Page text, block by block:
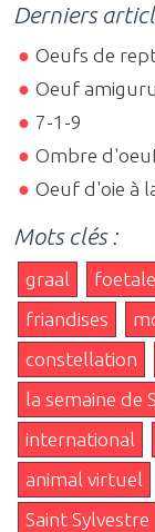
Derniers
Oeufs de
Oeuf
7-1-9
Ombre
Oeuf d'oie à
Mots clés :
graal foetale
friandises
constellation
la semaine de
international
animal virtuel
Saint Sylvestre